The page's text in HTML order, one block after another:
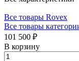
Все товары Rovex
Все товары
101 500 ₽
В корзину